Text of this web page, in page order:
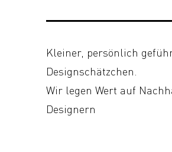
Kleiner, persönlich
Designschätzchen.
Wir legen Wert auf
Designern